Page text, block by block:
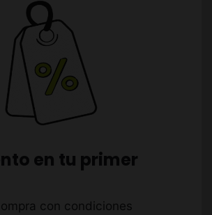
en tu primer
con condiciones